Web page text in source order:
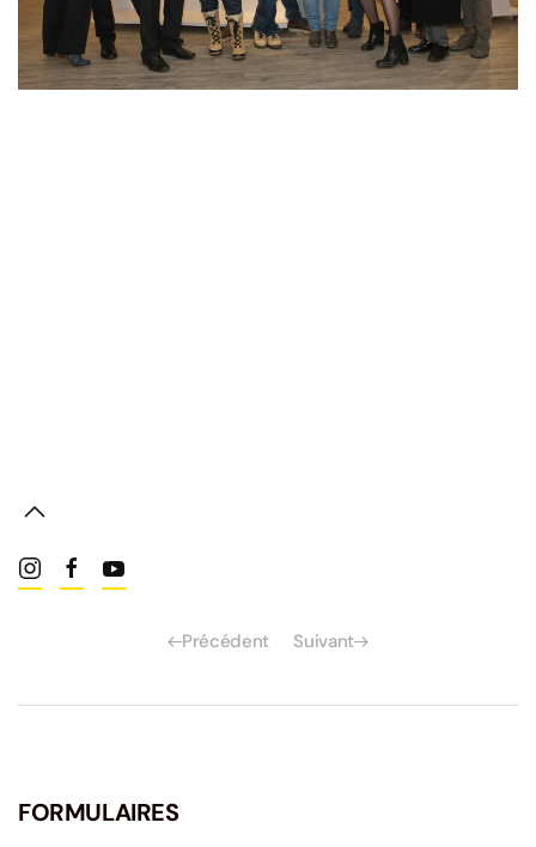
Précédent Suivant
FORMULAIRES